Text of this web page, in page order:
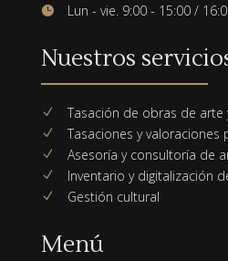
 Lun - vie. 9:00 - 15:00 /
Nuestros
N Tasación de obras de arte
N Tasaciones y valoraciones
N Asesoría y consultoría de
N Inventario y digitalización
N Gestión cultural
Menú